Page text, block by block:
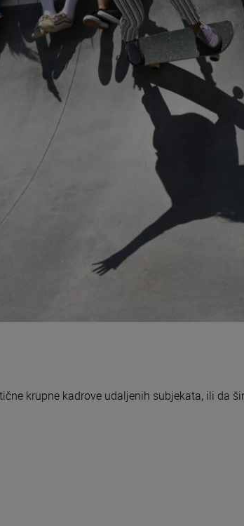
krupne kadrove udaljenih subjekata, ili da